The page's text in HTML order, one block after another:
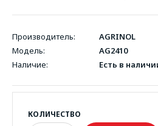
Производитель:
AGRINOL
Модель:
AG2410
Наличие:
Есть в
КОЛИЧЕСТВО